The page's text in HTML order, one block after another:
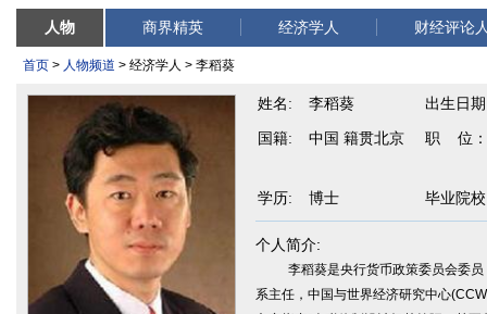
人物 商界精英 经济学人 财经评论
首页 > 人物频道 > 经济学人 > 李稻葵
姓名: 李稻葵 出生日
国籍: 中国 籍贯北京 职 位：
学历: 博士 毕业院
个人简介:
李稻葵是央行货币政策委员会委
系主任，中国与世界经济研究中心